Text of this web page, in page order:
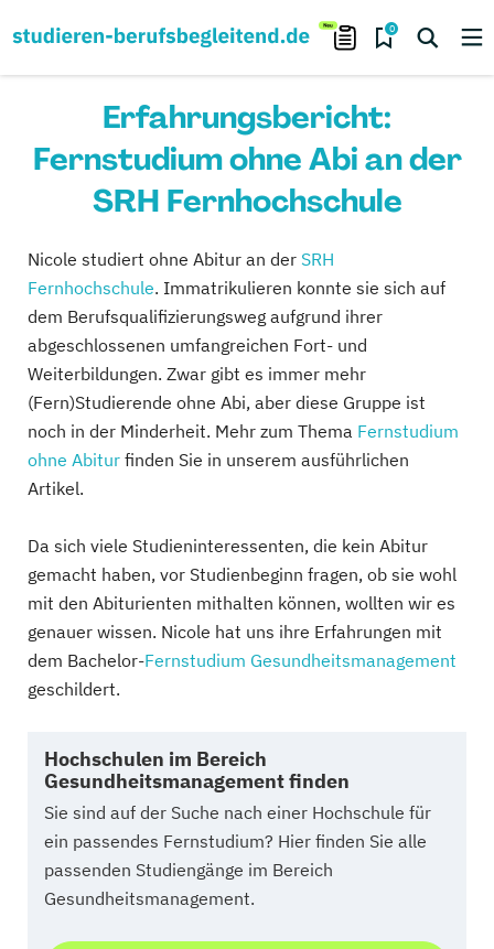
0
Erfahrungsbericht:
Fernstudium ohne Abi an der
SRH Fernhochschule
Nicole studiert ohne Abitur an der SRH
Fernhochschule. Immatrikulieren konnte sie sich auf
dem Berufsqualifizierungsweg aufgrund ihrer
abgeschlossenen umfangreichen Fort- und
Weiterbildungen. Zwar gibt es immer mehr
(Fern)Studierende ohne Abi, aber diese Gruppe ist
noch in der Minderheit. Mehr zum Thema Fernstudium
ohne Abitur finden Sie in unserem ausführlichen
Artikel.
Da sich viele Studieninteressenten, die kein Abitur
gemacht haben, vor Studienbeginn fragen, ob sie wohl
mit den Abiturienten mithalten können, wollten wir es
genauer wissen. Nicole hat uns ihre Erfahrungen mit
dem Bachelor-Fernstudium Gesundheitsmanagement
geschildert.
Hochschulen im Bereich
Gesundheitsmanagement finden
Sie sind auf der Suche nach einer Hochschule für
ein passendes Fernstudium? Hier finden Sie alle
passenden Studiengänge im Bereich
Gesundheitsmanagement.